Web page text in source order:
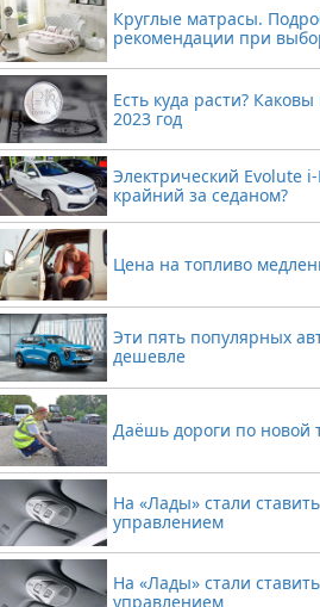
Круглые матрасы.
рекомендации при
Есть куда расти?
2023 год
Электрический Evolute
крайний за седаном?
Цена на топливо
Эти пять популярных
дешевле
Даёшь дороги по новой
На «Лады» стали
управлением
На «Лады» стали
управлением